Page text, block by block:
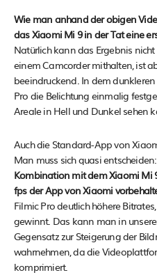
Wie man anhand der obigen
das Xiaomi Mi 9 in der Tat eine
Natürlich kann das Ergebnis
einem Camcorder mithalten, ist
beeindruckend. In dem
Pro die Belichtung einmalig
Areale in Hell und Dunkel sehen
Auch die Standard-App von
Man muss sich quasi entscheiden:
Kombination mit dem Xiaomi Mi
fps der App von Xiaomi
Filmic Pro deutlich höhere
gewinnt. Das kann man in
Gegensatz zur Steigerung der
wahrnehmen, da die
komprimiert.